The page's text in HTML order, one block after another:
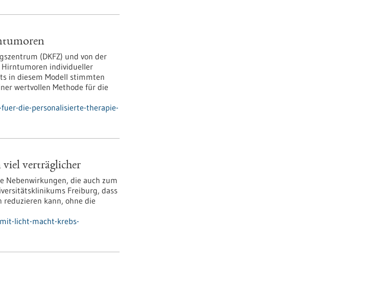
(DKFZ) und von der
Hirntumoren individueller
in diesem Modell stimmten
wertvollen Methode für die
die-personalisierte-therapie-
verträglicher
Nebenwirkungen, die auch zum
Freiburg, dass
kann, ohne die
licht-macht-krebs-